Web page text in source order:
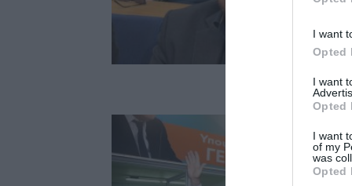
I want
Opted
I want
Opted
I want
of my
was
Opted